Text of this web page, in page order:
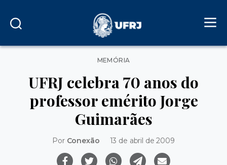
Categorias
MEMÓRIA
UFRJ celebra 70 anos do
professor emérito Jorge
Guimarães
Por Conexão 13 de abril de 2009